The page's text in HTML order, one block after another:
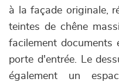
à la façade originale,
teintes de chêne
facilement documents
porte d'entrée. Le
également un